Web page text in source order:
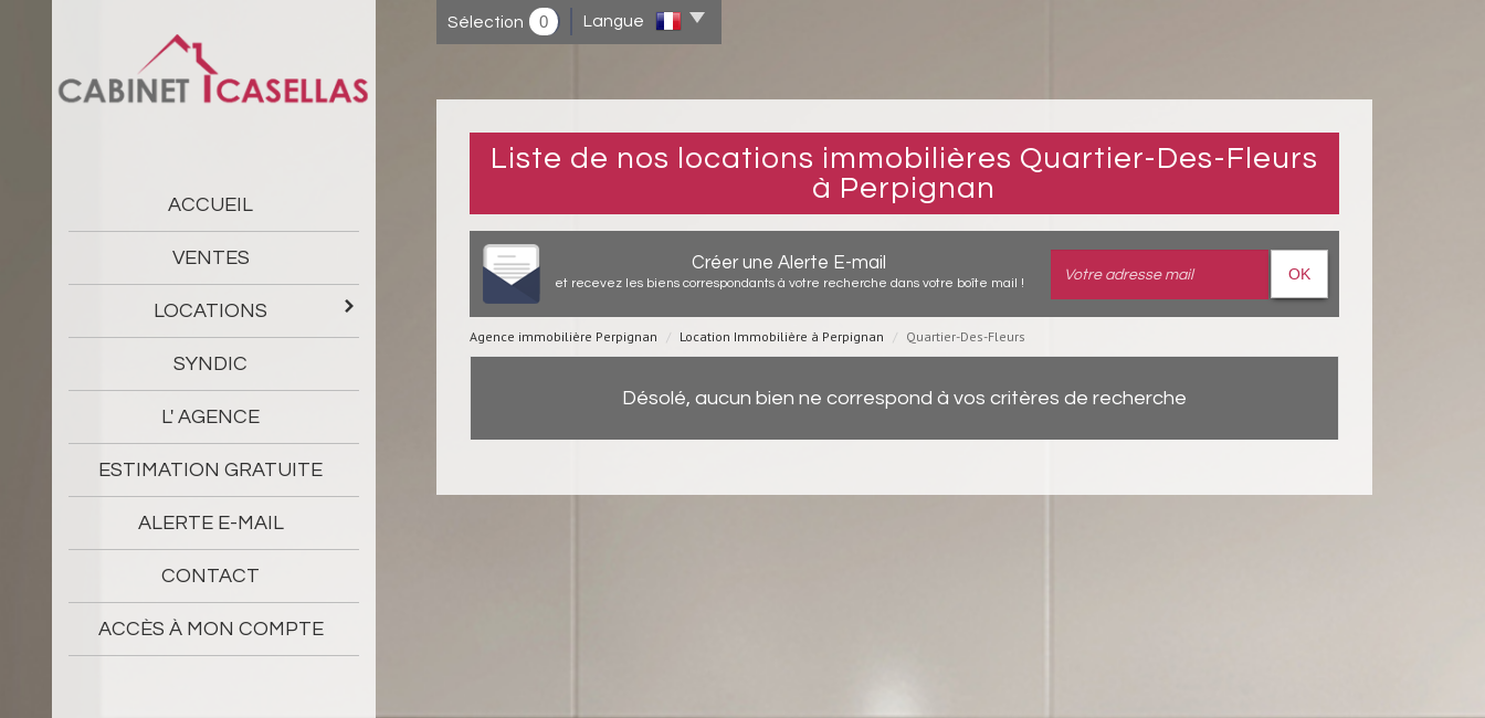
ACCUEIL
VENTES
LOCATIONS
SYNDIC
L' AGENCE
ESTIMATION GRATUITE
ALERTE E-MAIL
CONTACT
ACCÈS À MON COMPTE
Sélection 0 Langue
Liste de nos locations immobilières Quartier-Des-Fleurs
à Perpignan
Créer une Alerte E-mail
et recevez les biens correspondants à votre recherche dans votre boîte mail ! OK
Agence immobilière Perpignan Location Immobilière à Perpignan Quartier-Des-Fleurs
Désolé, aucun bien ne correspond à vos critères de recherche